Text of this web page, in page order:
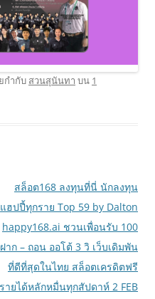
กำกับ สวนสุนันทา บน 1
สล็อต168 ลงทุนที่นี่ นักลงทุน
แฮปปี้ทุกราย Top 59 by Dalton
happy168.ai ชวนเพื่อนรับ 100
ฝาก – ถอน ออโต้ 3 วิ เว็บเดิมพัน
ที่ดีที่สุดในไทย สล็อตเครดิตฟรี
รายได้หลักหมื่นทุกสัปดาห์ 2 FEB